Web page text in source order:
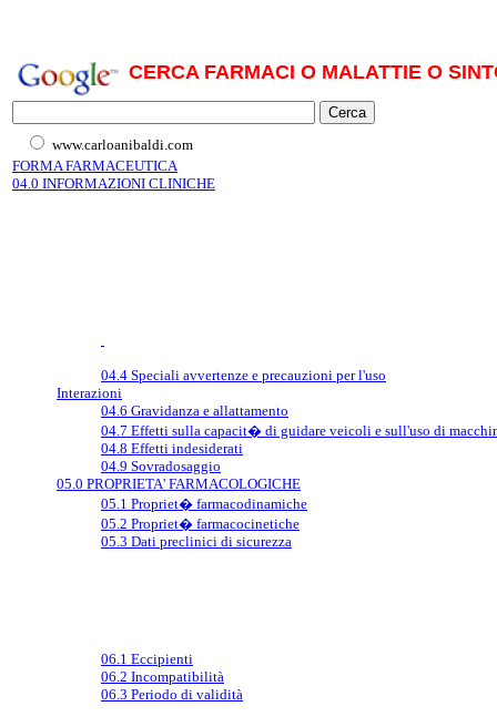
CERCA FARMACI O MALATTIE O
www.carloanibaldi.com
FORMA FARMACEUTICA
04.0 INFORMAZIONI CLINICHE
04.4 Speciali avvertenze e precauzioni per l'uso
Interazioni
04.6 Gravidanza e allattamento
04.7 Effetti sulla capacit� di guidare veicoli e sull'uso di
04.8 Effetti indesiderati
04.9 Sovradosaggio
05.0 PROPRIETA' FARMACOLOGICHE
05.1 Propriet� farmacodinamiche
05.2 Propriet� farmacocinetiche
05.3 Dati preclinici di sicurezza
06.1 Eccipienti
06.2 Incompatibilità
06.3 Periodo di validità